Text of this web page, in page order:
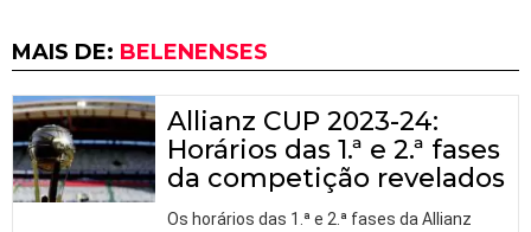
MAIS DE: BELENENSES
Allianz CUP 2023-24:
Horários das 1.ª e 2.ª fases
da competição revelados
Os horários das 1.ª e 2.ª fases da Allianz